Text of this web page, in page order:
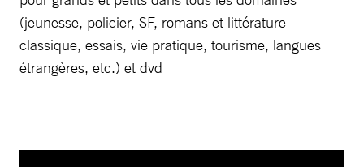
(jeunesse, policier, SF, romans et littérature
classique, essais, vie pratique, tourisme, langues
étrangères, etc.) et dvd